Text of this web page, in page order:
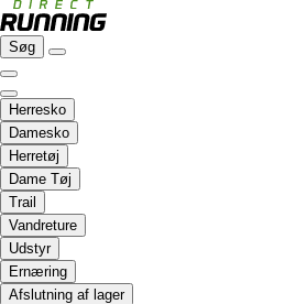
Søg
Herresko
Damesko
Herretøj
Dame Tøj
Trail
Vandreture
Udstyr
Ernæring
Afslutning af lager